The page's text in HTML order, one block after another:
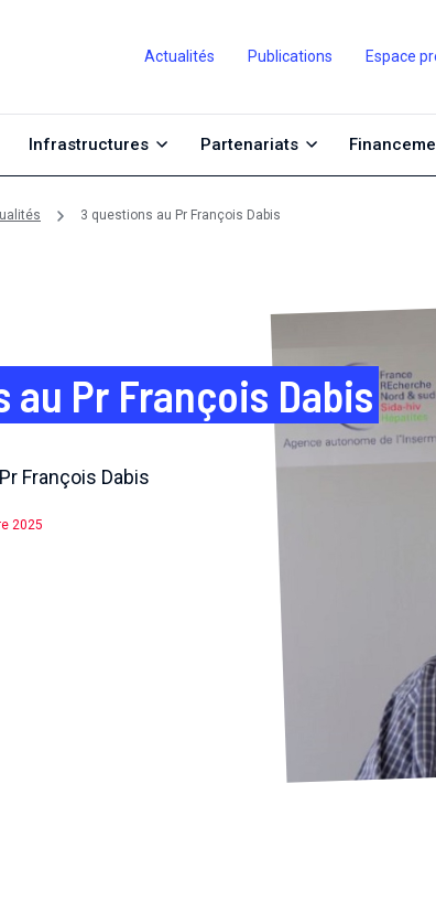
Actualités Publications Espace
Infrastructures Partenariats
3 questions au Pr François Dabis
au Pr François Dabis
François Dabis
2025